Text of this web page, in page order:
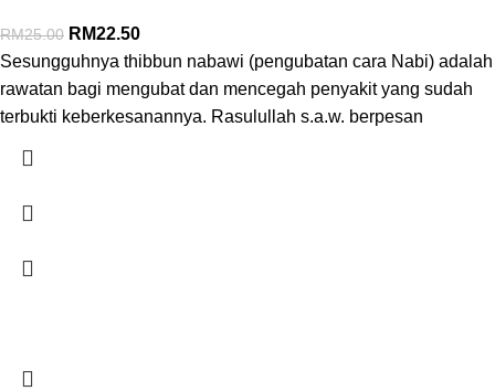
RM25.00 RM22.50
Sesungguhnya thibbun nabawi (pengubatan cara Nabi) adalah
rawatan bagi mengubat dan mencegah penyakit yang sudah
terbukti keberkesanannya. Rasulullah s.a.w. berpesan